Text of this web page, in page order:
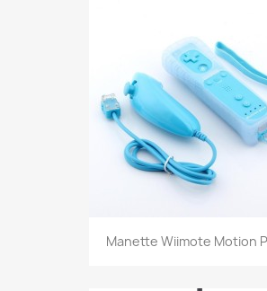
Manette Wiimote Motion